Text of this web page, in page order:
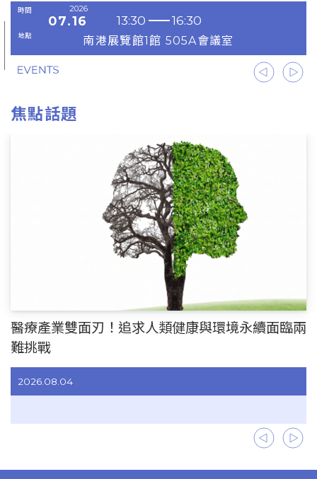
上一頁下
時間 2026
07.16 13:30 16:30
地點 南港展覽館1館 505A會議室
焦點話題
上一頁下
醫療產業雙面刃！追求人類健康與環境永續面臨兩
難挑戰
2026.08.04